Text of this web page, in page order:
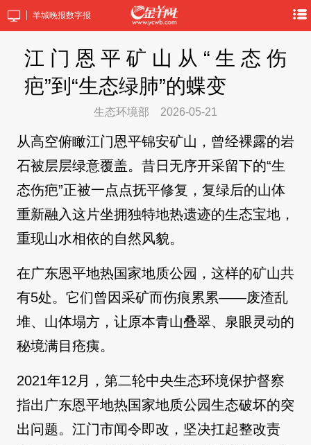
羊城晚报数字报
江门恩平矿山从“生态伤
疤”到“生态绿肺”的蝶变
生态环境部 2026-05-21
从高空俯瞰江门恩平锦安矿山，曾经裸露的岩
石被层层绿意覆盖。昔日无序开采留下的“生
态伤疤”正被一点点抚平修复，复绿后的山体
重新融入这片坐拥独特地热遗迹的生态宝地，
重现山水相依的自然风貌。
在广东恩平地热国家地质公园，这样的矿山共
有5处。它们曾因采矿而伤痕累累——废渣乱
堆、山体塌方，让原本青山叠翠、泉眼灵动的
秘境满目疮痍。
2021年12月，第二轮中央生态环境保护督察
指出广东恩平地热国家地质公园生态破坏的突
出问题。江门市闻令即改，坚决扛起整改责